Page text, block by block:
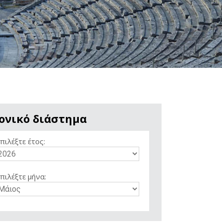
διάστημα
έτος:
μήνα: